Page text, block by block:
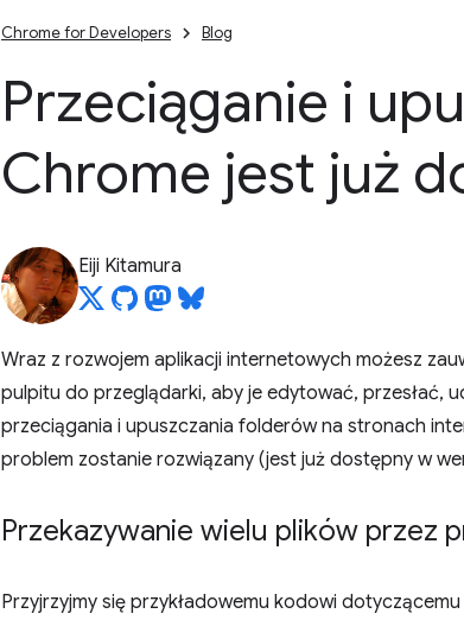
Chrome for Developers Blog
Przeciąganie i
Chrome jest już
Eiji Kitamura
Wraz z rozwojem aplikacji internetowych możesz
pulpitu do przeglądarki, aby je edytować, przesłać,
przeciągania i upuszczania folderów na stronach
problem zostanie rozwiązany (jest już dostępny w
Przekazywanie wielu plików przez
Przyjrzyjmy się przykładowemu kodowi